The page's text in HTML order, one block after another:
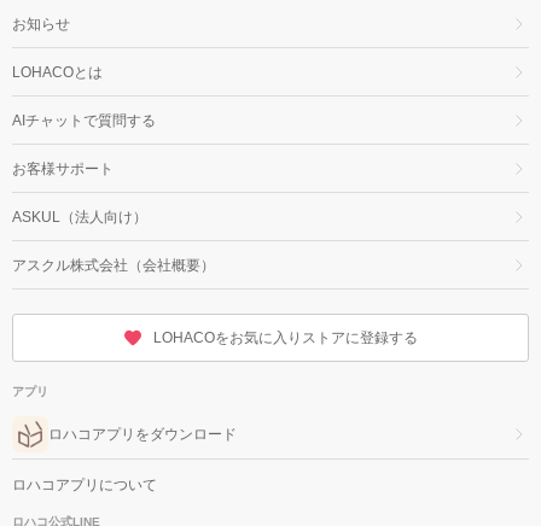
お知らせ
LOHACOとは
AIチャットで質問する
お客様サポート
ASKUL（法人向け）
アスクル株式会社（会社概要）
LOHACOをお気に入りストアに登録する
アプリ
ロハコアプリをダウンロード
ロハコアプリについて
ロハコ公式LINE